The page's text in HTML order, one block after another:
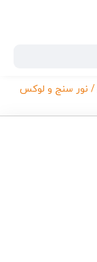
/ نور سنج و لوکس